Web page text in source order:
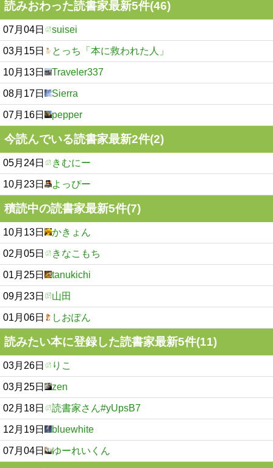
読みおわった読書家最新5件(46)
07月04日 suisei
03月15日 とっち「本に救われた人」
10月13日 Traveler337
08月17日 Sierra
07月16日 pepper
今読んでいる読書家最新2件(2)
05月24日 きむにー
10月23日 よっぴー
積読中の読書家最新5件(7)
10月13日 かきょん
02月05日 きなこもち
01月25日 tanukichi
09月23日 山田
01月06日 しおぽん
読みたい本に登録した読書家最新5件(11)
03月26日 りこ
03月25日 zen
02月18日 読書家さん#yUpsB7
12月19日 bluewhite
07月04日 ゆーれいくん